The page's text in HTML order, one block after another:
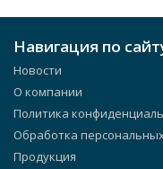
Навигация по
Новости
О компании
Политика
Обработка
Продукция